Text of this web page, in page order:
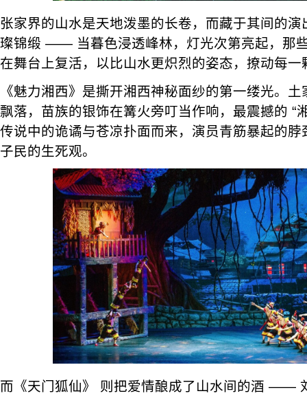
张家界的山水是天地泼墨的长卷，而藏于其间的
璨锦缎 —— 当暮色浸透峰林，灯光次第亮起，那
在舞台上复活，以比山水更炽烈的姿态，撩动每一
《魅力湘西》是撕开湘西神秘面纱的第一缕光。
飘落，苗族的银饰在篝火旁叮当作响，最震撼的 “
传说中的诡谲与苍凉扑面而来，演员青筋暴起的
子民的生死观。
而《天门狐仙》 则把爱情酿成了山水间的酒 ——